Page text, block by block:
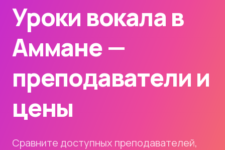
Уроки вокала в
Аммане —
преподаватели и
цены
Сравните доступных преподавателей,